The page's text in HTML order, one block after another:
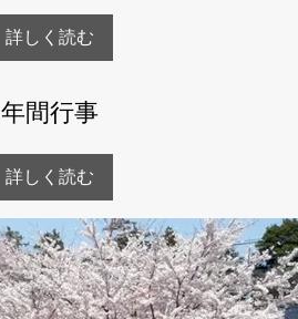
詳しく読む
年間行事
詳しく読む